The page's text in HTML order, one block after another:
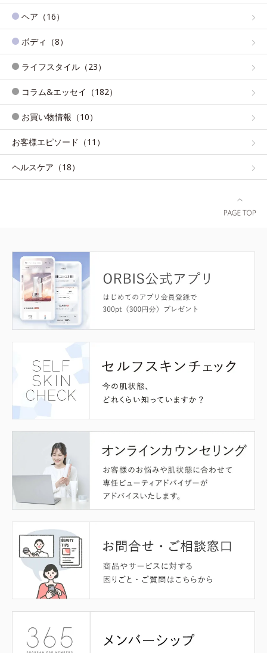
ヘア（16）
ボディ（8）
ライフスタイル（23）
コラム&エッセイ（182）
お買い物情報（10）
お客様エピソード（11）
ヘルスケア（18）